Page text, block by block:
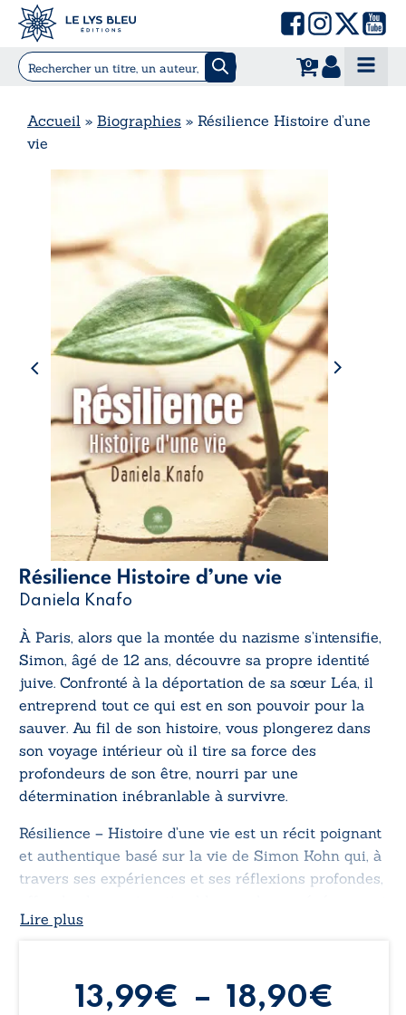
0
Accueil » Biographies » Résilience Histoire d’une
vie
Résilience Histoire d’une vie
Daniela Knafo
À Paris, alors que la montée du nazisme s’intensifie,
Simon, âgé de 12 ans, découvre sa propre identité
juive. Confronté à la déportation de sa sœur Léa, il
entreprend tout ce qui est en son pouvoir pour la
sauver. Au fil de son histoire, vous plongerez dans
son voyage intérieur où il tire sa force des
profondeurs de son être, nourri par une
détermination inébranlable à survivre.
Résilience – Histoire d’une vie est un récit poignant
et authentique basé sur la vie de Simon Kohn qui, à
travers ses expériences et ses réflexions profondes,
la foi en l’humanité.
Lire plus
13,99€ – 18,90€